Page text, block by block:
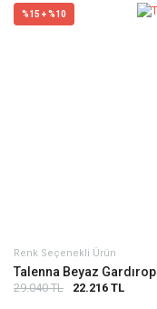
%15 + %10
Renk Seçenekli Ürün
Talenna Beyaz Gardırop
29.040 TL 22.216 TL